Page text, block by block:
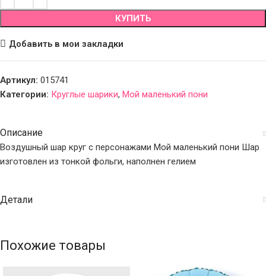
КУПИТЬ
Добавить в мои закладки
Артикул: 015741
Категории: Круглые шарики, Мой маленький пони
Описание
Воздушный шар круг с персонажами Мой маленький пони Шар
изготовлен из тонкой фольги, наполнен гелием
Детали
Похожие товары